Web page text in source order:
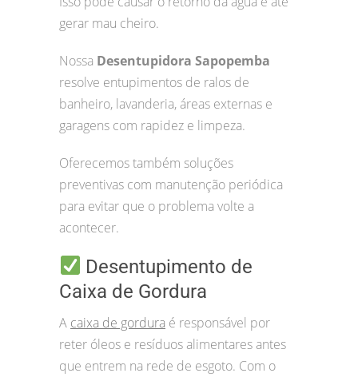
gerar mau cheiro.
Nossa Desentupidora Sapopemba
resolve entupimentos de ralos de
banheiro, lavanderia, áreas externas e
garagens com rapidez e limpeza.
Oferecemos também soluções
preventivas com manutenção periódica
para evitar que o problema volte a
acontecer.
Desentupimento de
Caixa de Gordura
A caixa de gordura é responsável por
reter óleos e resíduos alimentares antes
que entrem na rede de esgoto. Com o